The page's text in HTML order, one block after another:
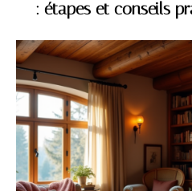
: étapes et conseils